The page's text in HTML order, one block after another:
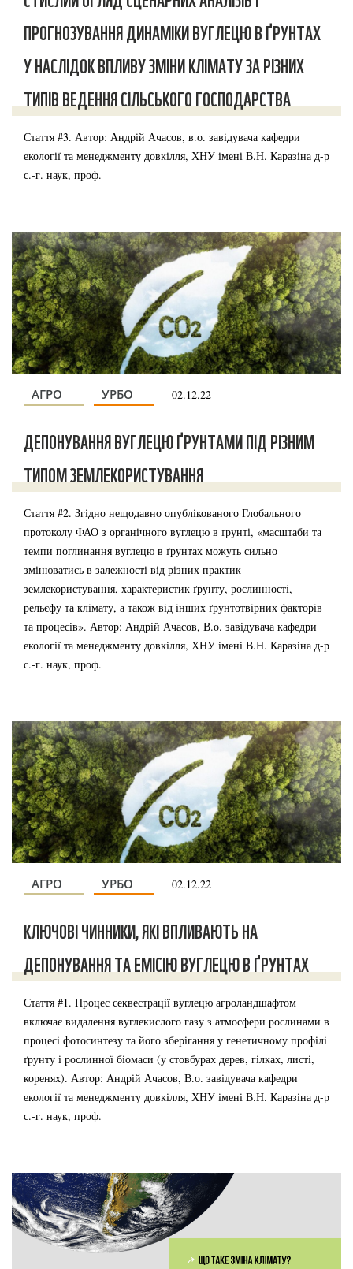
ПРОГНОЗУВАННЯ ДИНАМІКИ ВУГЛЕЦЮ В ҐРУНТАХ
У НАСЛІДОК ВПЛИВУ ЗМІНИ КЛІМАТУ ЗА РІЗНИХ
ТИПІВ ВЕДЕННЯ СІЛЬСЬКОГО ГОСПОДАРСТВА
Стаття #3. Автор: Андрій Ачасов, в.о. завідувача кафедри
екології та менеджменту довкілля, ХНУ імені В.Н. Каразіна д-р
с.-г. наук, проф.
АГРО УРБО 02.12.22
ДЕПОНУВАННЯ ВУГЛЕЦЮ ҐРУНТАМИ ПІД РІЗНИМ
ТИПОМ ЗЕМЛЕКОРИСТУВАННЯ
Стаття #2. Згідно нещодавно опублікованого Глобального
протоколу ФАО з органічного вуглецю в ґрунті, «масштаби та
темпи поглинання вуглецю в ґрунтах можуть сильно
змінюватись в залежності від різних практик
землекористування, характеристик ґрунту, рослинності,
рельєфу та клімату, а також від інших ґрунтотвірних факторів
та процесів». Автор: Андрій Ачасов, В.о. завідувача кафедри
екології та менеджменту довкілля, ХНУ імені В.Н. Каразіна д-р
с.-г. наук, проф.
АГРО УРБО 02.12.22
КЛЮЧОВІ ЧИННИКИ, ЯКІ ВПЛИВАЮТЬ НА
ДЕПОНУВАННЯ ТА ЕМІСІЮ ВУГЛЕЦЮ В ҐРУНТАХ
Стаття #1. Процес секвестрації вуглецю агроландшафтом
включає видалення вуглекислого газу з атмосфери рослинами в
процесі фотосинтезу та його зберігання у генетичному профілі
ґрунту і рослинної біомаси (у стовбурах дерев, гілках, листі,
коренях). Автор: Андрій Ачасов, В.о. завідувача кафедри
екології та менеджменту довкілля, ХНУ імені В.Н. Каразіна д-р
с.-г. наук, проф.